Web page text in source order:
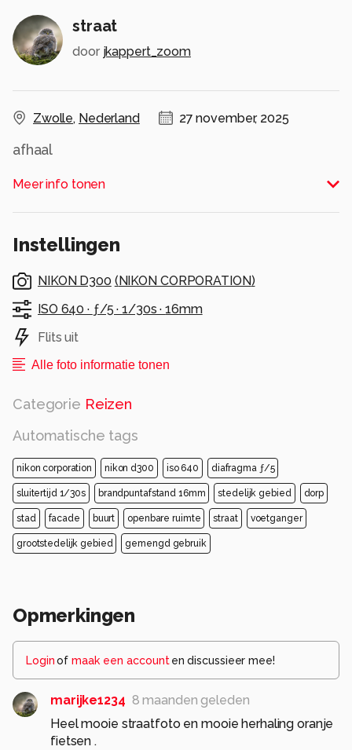
straat
door jkappert_zoom
Zwolle, Nederland 27 november, 2025
afhaal
Alle rechten voorbehouden
Meer info tonen
Instellingen
NIKON D300 (NIKON CORPORATION)
ISO 640 · ƒ/5 ·1/30s ·16mm
Flits uit
Alle foto informatie tonen
Categorie Reizen
Automatische tags
nikon corporation nikon d300 iso 640 diafragma ƒ/5
sluitertijd 1/30s brandpuntafstand 16mm stedelijk gebied dorp
stad facade buurt openbare ruimte straat voetganger
grootstedelijk gebied gemengd gebruik
Opmerkingen
Loginof maak een account en discussieer mee!
marijke1234 8 maanden geleden
Heel mooie straatfoto en mooie herhaling oranje
fietsen .